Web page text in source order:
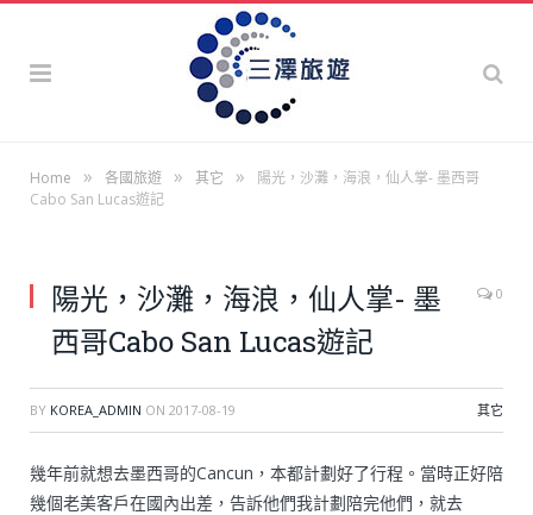
Home » 各國旅遊 » 其它 »
陽光，沙灘，海浪，仙人掌- 墨西哥
Cabo San Lucas遊記
陽光，沙灘，海浪，仙人掌- 墨
西哥Cabo San Lucas遊記
0
BY KOREA_ADMIN ON 2017-08-19 其它
幾年前就想去墨西哥的Cancun，本都計劃好了行程。當時正好陪
幾個老美客戶在國內出差，告訴他們我計劃陪完他們，就去